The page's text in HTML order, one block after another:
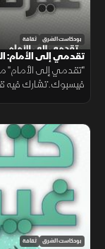
بودكاست الشرق ثقافة
تقدمي إلى الأمام:
"تقدمي إلى الأمام"
فيسبوك. تشارك فيه
بودكاست الشرق ثقافة